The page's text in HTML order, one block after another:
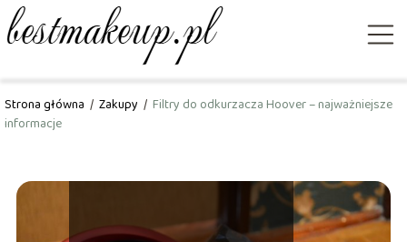
Strona główna / Zakupy / Filtry do odkurzacza Hoover – najważniejsze
informacje